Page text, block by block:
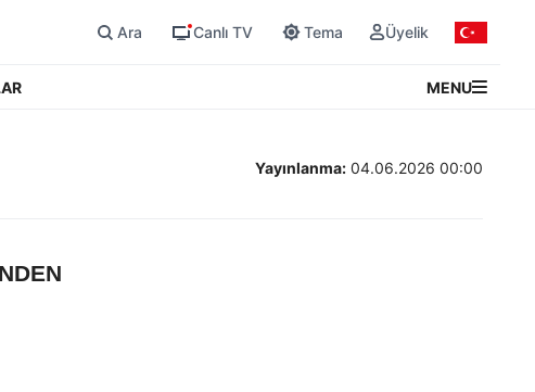
Ara Canlı TV Tema Üyelik
MENU
Yayınlanma: 04.06.2026 00:00